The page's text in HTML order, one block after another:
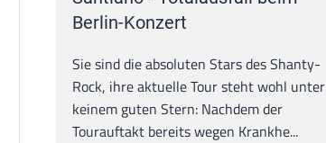
Berlin-Konzert
Sie sind die absoluten Stars des Shanty-
Rock, ihre aktuelle Tour steht wohl unter
keinem guten Stern: Nachdem der
Tourauftakt bereits wegen Krankhe...